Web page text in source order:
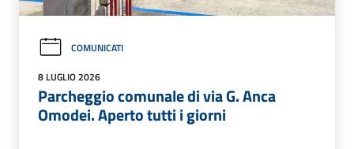
COMUNICATI
8 LUGLIO 2026
Parcheggio comunale di via G. Anca
Omodei. Aperto tutti i giorni